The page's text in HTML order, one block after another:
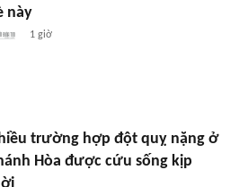
này
1 giờ
trường hợp đột quỵ nặng ở
Hòa được cứu sống kịp